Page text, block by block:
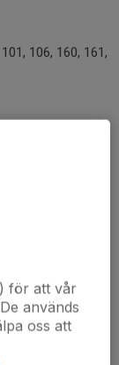
106, 160, 161,
404, 405)
(Buss 102)
för att vår
används
oss att